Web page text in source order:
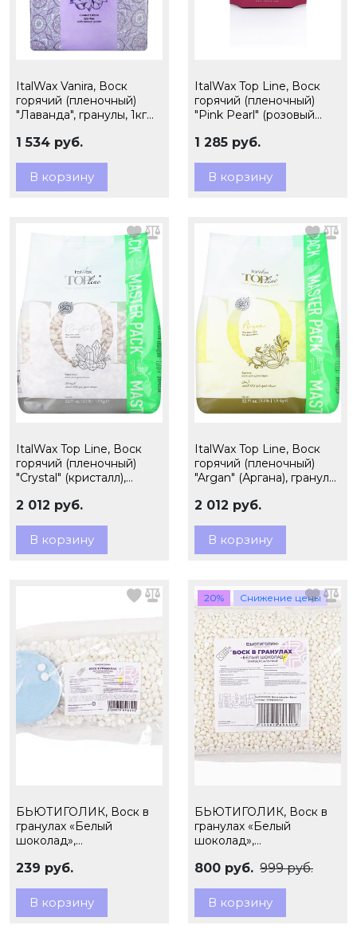
ItalWax Vanira, Воск
горячий (пленочный)
"Лаванда", гранулы, 1кг
1 534 руб.
В корзину
ItalWax Top Line, Воск
горячий (пленочный)
"Pink Pearl" (розовый
(Ч/З)
1 285 руб.
В корзину
ItalWax Top Line, Воск
горячий (пленочный)
"Crystal" (кристалл),
2 012 руб.
В корзину
ItalWax Top Line, Воск
горячий (пленочный)
"Argan" (Аргана), гранулы,
2 012 руб.
В корзину
БЬЮТИГОЛИК, Воск в
гранулах «Белый
шоколад»,
фигурный 20 гр.
239 руб.
В корзину
20% Снижение цены
БЬЮТИГОЛИК, Воск в
гранулах «Белый
шоколад»,
800 руб. 999 руб.
В корзину